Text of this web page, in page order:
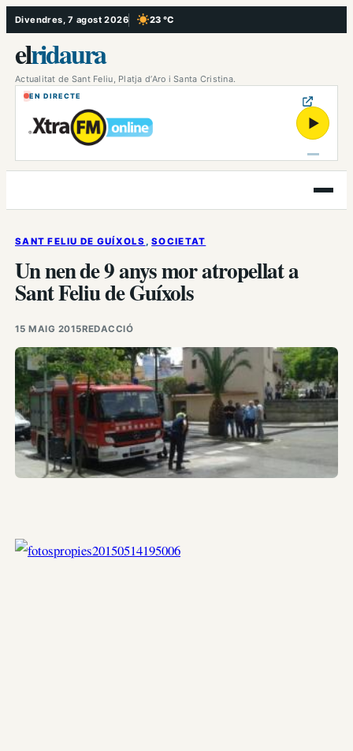
Vés
al
contingut
Divendres, 7 agost 2026 23 °C
, Cel serè
elridaura
Actualitat de Sant Feliu, Platja d’Aro i Santa Cristina.
EN DIRECTE
▶
Obre
el
SANT FELIU DE GUÍXOLS , SOCIETAT
Un nen de 9 anys mor atropellat a
Sant Feliu de Guíxols
15 MAIG 2015REDACCIÓ